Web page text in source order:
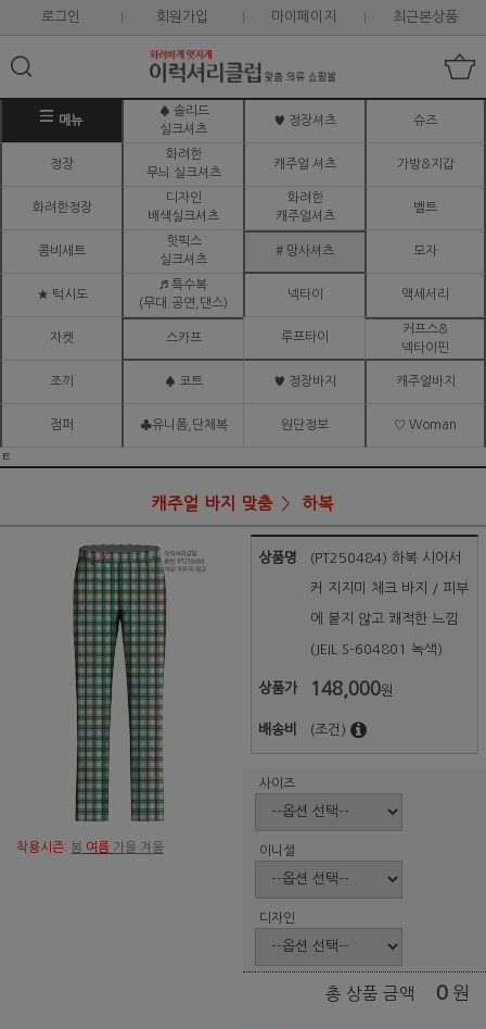
로그인 회원가입 마이페이지 최근본상품
메뉴
♠ 솔리드
실크셔츠
♥ 정장셔츠 슈즈
정장
화려한
무늬 실크셔츠
캐주얼 셔츠 가방&지갑
화려한정장
디자인
배색실크셔츠
화려한
캐주얼셔츠
벨트
콤비세트
핫픽스
실크셔츠
# 망사셔츠 모자
★ 턱시도
♬ 특수복
(무대.공연,댄스)
넥타이 액세서리
자켓 스카프 루프타이
커프스&
넥타이핀
조끼 ♠ 코트 ♥ 정장바지 캐주얼바지
점퍼 ♣유니폼,단체복 원단정보 ♡ Woman
ㅌ
캐주얼 바지 맞춤 하복
착용시즌: 봄 여름 가을 겨울
상품명 (PT250484) 하복 시어서
커 지지미 체크 바지 / 피부
에 붙지 않고 쾌적한 느낌
(JEIL S-604801 녹색)
상품가 148,000원
배송비 (조건)
사이즈
이니셜
디자인
총 상품 금액 0 원